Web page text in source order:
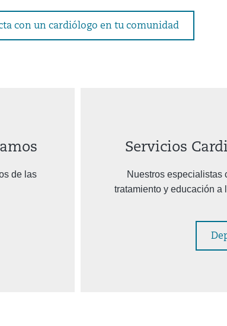
con un cardiólogo en tu comunidad
de las
Servicios
Nuestros especialistas
tratamiento y educación a